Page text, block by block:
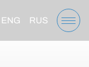
ENG RUS